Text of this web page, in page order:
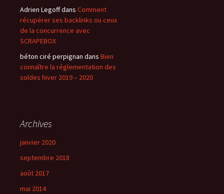
Adrien Legoff dans Comment
récupérer ses backlinks ou ceux
de la concurrence avec
SCRAPEBOX
béton ciré perpignan dans Bien
connaître la réglementation des
soldes hiver 2019 – 2020
Archives
janvier 2020
septembre 2018
août 2017
mai 2014